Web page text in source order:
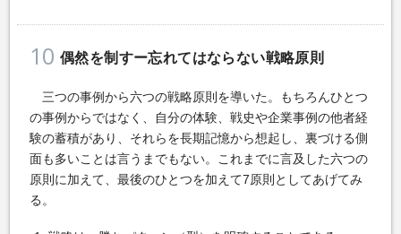
10 偶然を制すー忘れてはならない戦略原則
三つの事例から六つの戦略原則を導いた。もちろんひとつ
の事例からではなく、自分の体験、戦史や企業事例の他者経
験の蓄積があり、それらを長期記憶から想起し、裏づける側
面も多いことは言うまでもない。これまでに言及した六つの
原則に加えて、最後のひとつを加えて7原則としてあげてみ
る。